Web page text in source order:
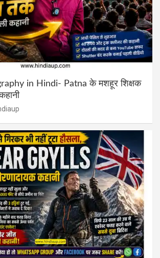
in Hindi- Patna के मशहूर शिक्षक